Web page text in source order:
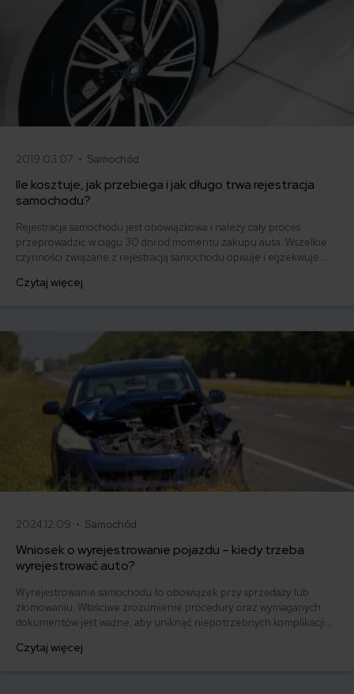
2019.03.07 • Samochód
Ile kosztuje, jak przebiega i jak długo trwa rejestracja
samochodu?
Rejestracja samochodu jest obowiązkowa i należy cały proces
przeprowadzić w ciągu 30 dni od momentu zakupu auta. Wszelkie
czynności związane z rejestracją samochodu opisuje i egzekwuje
składa wniosek o rejestrację samochodu, a tej dokonuje wydając
Czytaj więcej
2024.12.09 • Samochód
Wniosek o wyrejestrowanie pojazdu – kiedy trzeba
wyrejestrować auto?
Wyrejestrowanie samochodu to obowiązek przy sprzedaży lub
złomowaniu. Właściwe zrozumienie procedury oraz wymaganych
dokumentów jest ważne, aby uniknąć niepotrzebnych komplikacji.
wyrejestrowanie auta, jakie są konieczne formalności oraz na co
Czytaj więcej